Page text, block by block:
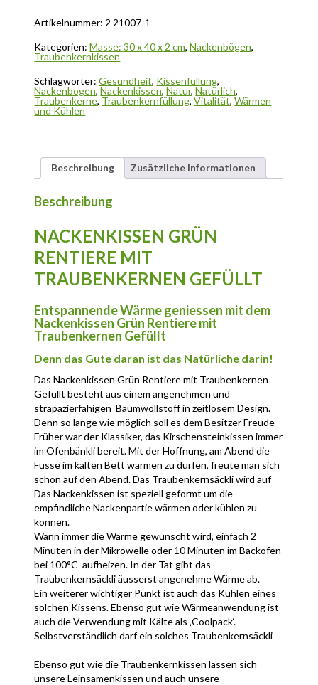
Artikelnummer: 2 21007-1
Kategorien:Masse: 30 x 40 x 2 cm,Nackenbögen,
Traubenkernkissen
Schlagwörter:Gesundheit, Kissenfüllung,
Nackenbogen,Nackenkissen,Natur,Natürlich,
Traubenkerne, Traubenkernfüllung,Vitalität,Wärmen
und Kühlen
Beschreibung Zusätzliche Informationen
Beschreibung
NACKENKISSEN GRÜN
RENTIERE MIT
TRAUBENKERNEN GEFÜLLT
Entspannende Wärme geniessen mit dem
Nackenkissen Grün Rentiere mit
Traubenkernen Gefüllt
Denn das Gute daran ist das Natürliche darin!
Das Nackenkissen Grün Rentiere mit Traubenkernen
Gefüllt besteht aus einem angenehmen und
strapazierfähigen Baumwollstoff in zeitlosem Design.
Denn so lange wie möglich soll es dem Besitzer Freude
bereiten! Die Füllung enthält ein Kilo saubere
Traubenkerne. Selbstverständlich werden diese auf
natürliche Art und Weise gewaschen und getrocknet.
Mit anderen Worten ein völlig natürliches Produkt ohne
Zusätze chemischer Mittel! Aus diesem Grund ist es
auch für Klein und Gross bestens geeignet!
Früher war der Klassiker, das Kirschensteinkissen immer
im Ofenbänkli bereit. Mit der Hoffnung, am Abend die
Füsse im kalten Bett wärmen zu dürfen, freute man sich
schon auf den Abend. Das Traubenkernsäckli wird auf
dieselbe Weise verwendet. Die Traubenkerne sind
etwas feiner und deshalb für empfindlichere Stellen
angenehmer als der grössere Kirschenstein.
Das Nackenkissen ist speziell geformt um die
empfindliche Nackenpartie wärmen oder kühlen zu
können.
Wann immer die Wärme gewünscht wird, einfach 2
Minuten in der Mikrowelle oder 10 Minuten im Backofen
bei 100°C aufheizen. In der Tat gibt das
Traubenkernsäckli äusserst angenehme Wärme ab.
Denn es wird nie so heiss, dass man sich daran
verbrennen kann. Bitte lassen Sie während dem
Aufheizen das Kissen nicht unbeaufsichtigt!
Ein weiterer wichtiger Punkt ist auch das Kühlen eines
solchen Kissens. Ebenso gut wie Wärmeanwendung ist
auch die Verwendung mit Kälte als ‚Coolpack‘.
Selbstverständlich darf ein solches Traubenkernsäckli
zur Anwendung kommen! Zusammenfassend ein ganz
tolles Geschenk aus der Natur!
Ebenso gut wie die Traubenkernkissen lassen sich
unsere Leinsamenkissen und auch unsere